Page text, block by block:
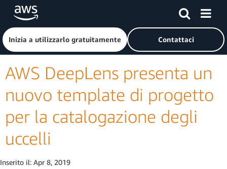
Passa al contenuto principale
Fai clic qui per tornare alla home page di Amazon Web
Inizia a utilizzarlo gratuitamente Contattaci
AWS DeepLens presenta un
nuovo template di progetto
per la catalogazione degli
uccelli
Inserito il: Apr 8, 2019